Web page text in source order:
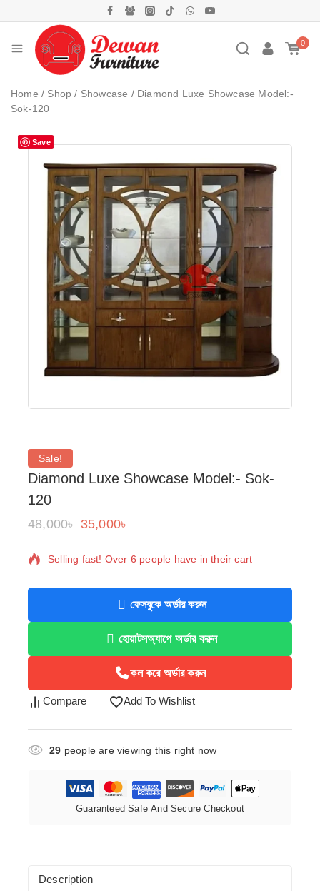
0
Home / Shop / Showcase / Diamond Luxe Showcase Model:-
Sok-120
Save
Sale!
Diamond Luxe Showcase Model:- Sok-
120
48,000৳ 35,000৳
11 products sold in last 12 hours
Selling fast! Over 6 people have in their cart
ফেসবুকে অর্ডার করুন
হোয়াটসঅ্যাপে অর্ডার করুন
কল করে অর্ডার করুন
Compare Add To Wishlist
29 people are viewing this right now
Guaranteed Safe And Secure Checkout
Description